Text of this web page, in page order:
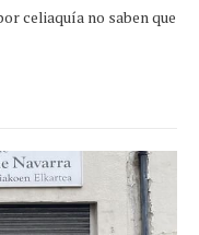
celiaquía no saben que